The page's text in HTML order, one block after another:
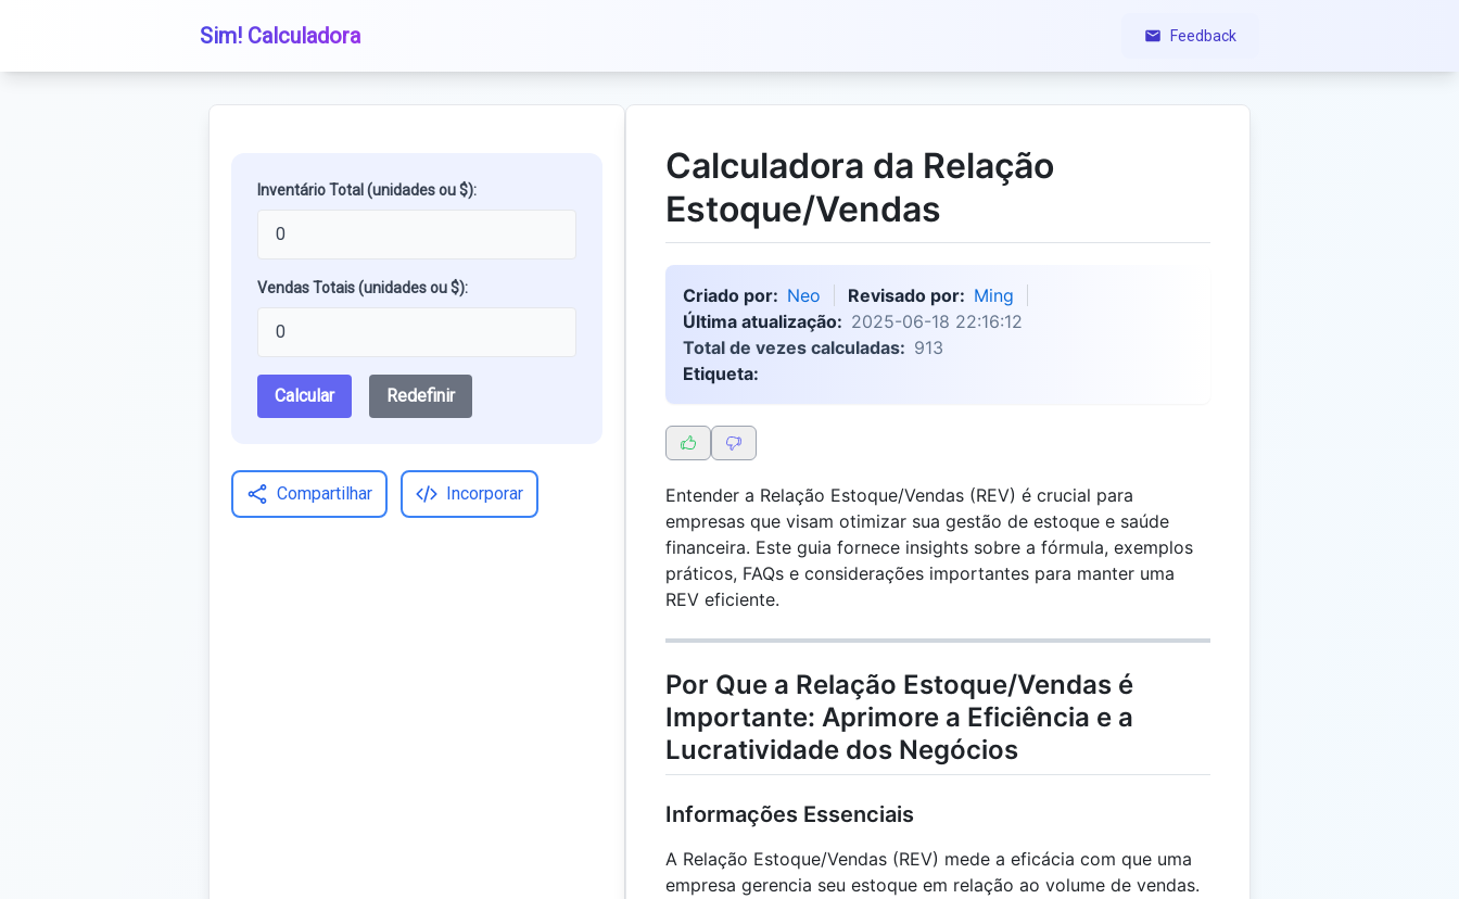
Sim! Calculadora Feedback
Inventário Total (unidades ou $):
Vendas Totais (unidades ou $):
Calcular Redefinir
Compartilhar Incorporar
Calculadora da Relação
Estoque/Vendas
Criado por: Neo Revisado por: Ming
Última atualização: 2025-06-18 22:16:12
Total de vezes calculadas: 913
Etiqueta:
Entender a Relação Estoque/Vendas (REV) é crucial para
empresas que visam otimizar sua gestão de estoque e saúde
financeira. Este guia fornece insights sobre a fórmula, exemplos
práticos, FAQs e considerações importantes para manter uma
REV eficiente.
Por Que a Relação Estoque/Vendas é
Importante: Aprimore a Eficiência e a
Lucratividade dos Negócios
Informações Essenciais
A Relação Estoque/Vendas (REV) mede a eficácia com que uma
empresa gerencia seu estoque em relação ao volume de vendas.